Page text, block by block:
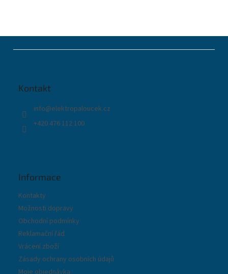
Kontakt
info@elektropaloucek.cz
+420 476 112 100
Informace
Kontakty
Možnosti dopravy
Obchodní podmínky
Reklamační řád
Vrácení zboží
Zásady ochrany osobních údajů